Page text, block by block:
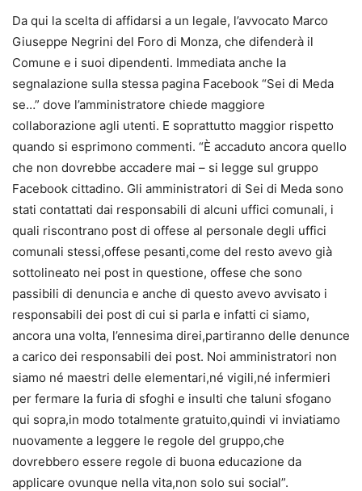
Da qui la scelta di affidarsi a un legale, l’avvocato Marco
Giuseppe Negrini del Foro di Monza, che difenderà il
Comune e i suoi dipendenti. Immediata anche la
segnalazione sulla stessa pagina Facebook “Sei di Meda
se…” dove l’amministratore chiede maggiore
collaborazione agli utenti. E soprattutto maggior rispetto
quando si esprimono commenti. “È accaduto ancora quello
che non dovrebbe accadere mai – si legge sul gruppo
Facebook cittadino. Gli amministratori di Sei di Meda sono
stati contattati dai responsabili di alcuni uffici comunali, i
quali riscontrano post di offese al personale degli uffici
comunali stessi,offese pesanti,come del resto avevo già
sottolineato nei post in questione, offese che sono
passibili di denuncia e anche di questo avevo avvisato i
responsabili dei post di cui si parla e infatti ci siamo,
ancora una volta, l’ennesima direi,partiranno delle denunce
a carico dei responsabili dei post. Noi amministratori non
siamo né maestri delle elementari,né vigili,né infermieri
per fermare la furia di sfoghi e insulti che taluni sfogano
qui sopra,in modo totalmente gratuito,quindi vi inviatiamo
nuovamente a leggere le regole del gruppo,che
dovrebbero essere regole di buona educazione da
applicare ovunque nella vita,non solo sui social”.